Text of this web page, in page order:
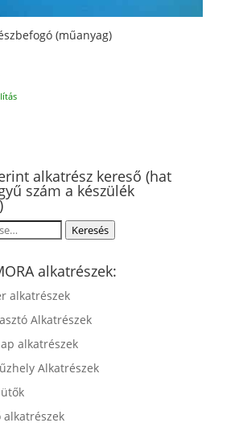
(műanyag)
alkatrész kereső (hat
szám a készülék
Keresés
alkatrészek:
alkatrészek
Alkatrészek
alkatrészek
Alkatrészek